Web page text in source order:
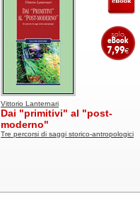
Vittorio Lanternari
Dai "primitivi" al "post-
moderno"
Tre percorsi di saggi storico-antropologici